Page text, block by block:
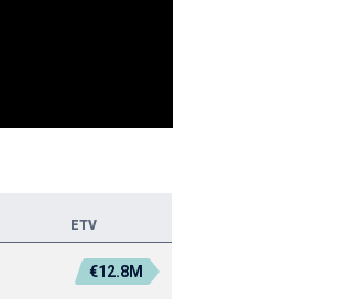
ETV
€12.8M